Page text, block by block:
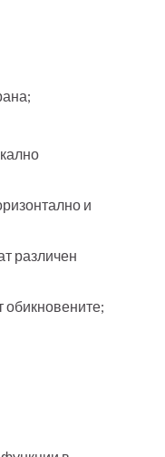
и
различен
обикновените;